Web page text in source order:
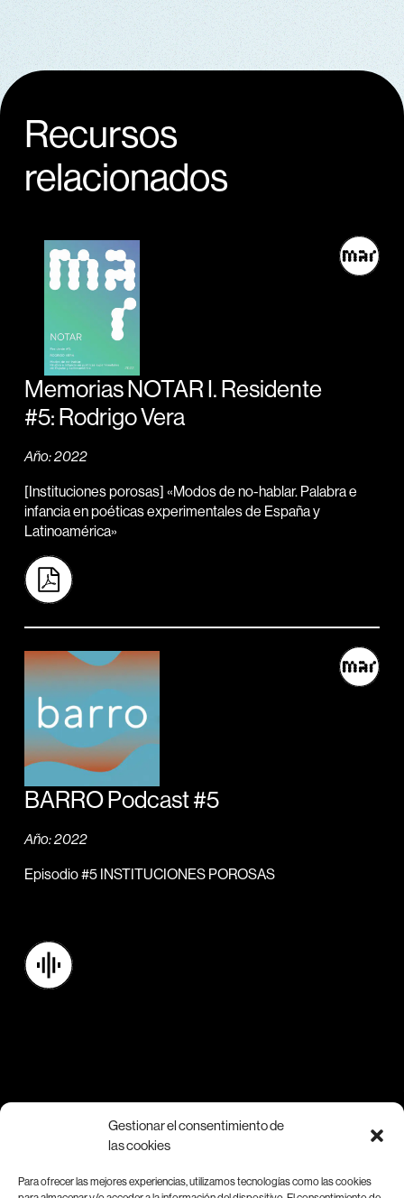
Gestionar el consentimiento de
las cookies
Para ofrecer las mejores experiencias, utilizamos tecnologías como las cookies
Recursos
relacionados
Memorias NOTAR I. Residente
#5: Rodrigo Vera
Año: 2022
[Instituciones porosas] «Modos de no-hablar. Palabra e
infancia en poéticas experimentales de España y
Latinoamérica»
BARRO Podcast #5
Año: 2022
Episodio #5 INSTITUCIONES POROSAS
Contacto
través deinfo@marplataforma.org.